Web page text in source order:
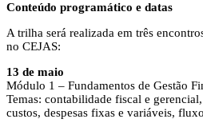
Conteúdo programático e datas
A trilha será realizada em três
no CEJAS:
13 de maio
Módulo 1 – Fundamentos de Gestão
Temas: contabilidade fiscal e
custos, despesas fixas e variáveis,